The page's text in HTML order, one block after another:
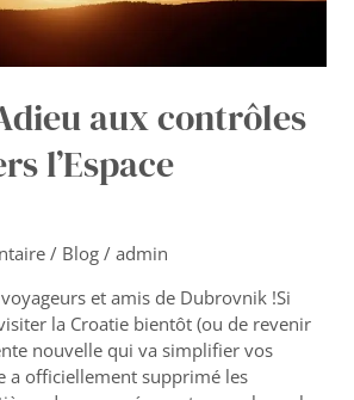
aux contrôles
l’Espace
/ Blog /admin
et amis de Dubrovnik !Si
la Croatie bientôt (ou de revenir
nouvelle qui va simplifier vos
a officiellement supprimé les